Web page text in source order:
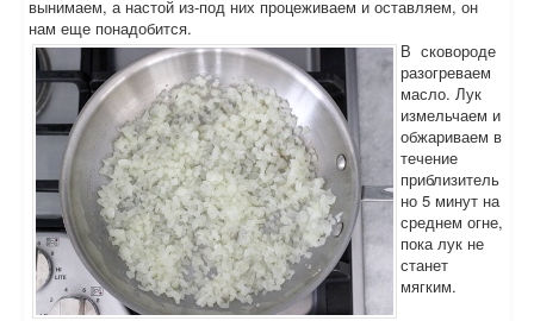
вынимаем, а настой из-под них процеживаем и оставляем, он
нам еще понадобится.
В сковороде
разогреваем
масло. Лук
измельчаем и
обжариваем в
течение
приблизитель
но 5 минут на
среднем огне,
пока лук не
станет
мягким.